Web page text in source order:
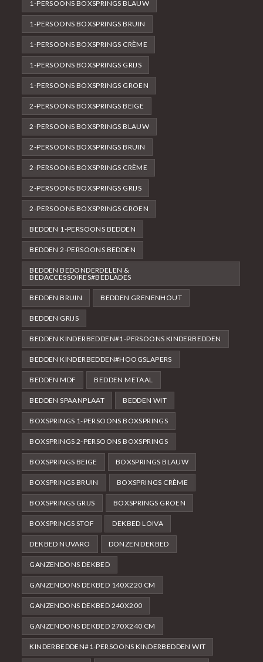
1-PERSOONS BOXSPRINGS BLAUW
1-PERSOONS BOXSPRINGS BRUIN
1-PERSOONS BOXSPRINGS CRÈME
1-PERSOONS BOXSPRINGS GRIJS
1-PERSOONS BOXSPRINGS GROEN
2-PERSOONS BOXSPRINGS BEIGE
2-PERSOONS BOXSPRINGS BLAUW
2-PERSOONS BOXSPRINGS BRUIN
2-PERSOONS BOXSPRINGS CRÈME
2-PERSOONS BOXSPRINGS GRIJS
2-PERSOONS BOXSPRINGS GROEN
BEDDEN 1-PERSOONS BEDDEN
BEDDEN 2-PERSOONS BEDDEN
BEDDEN BEDONDERDELEN &
BEDACCESSOIRES#BEDLADES
BEDDEN BRUIN BEDDEN GRENENHOUT
BEDDEN GRIJS
BEDDEN KINDERBEDDEN#1-PERSOONS KINDERBEDDEN
BEDDEN KINDERBEDDEN#HOOGSLAPERS
BEDDEN MDF BEDDEN METAAL
BEDDEN SPAANPLAAT BEDDEN WIT
BOXSPRINGS 1-PERSOONS BOXSPRINGS
BOXSPRINGS 2-PERSOONS BOXSPRINGS
BOXSPRINGS BEIGE BOXSPRINGS BLAUW
BOXSPRINGS BRUIN BOXSPRINGS CRÈME
BOXSPRINGS GRIJS BOXSPRINGS GROEN
BOXSPRINGS STOF DEKBED LOIVA
DEKBED NUVARO DONZEN DEKBED
GANZENDONS DEKBED
GANZENDONS DEKBED 140X220 CM
GANZENDONS DEKBED 240X200
GANZENDONS DEKBED 270X240 CM
KINDERBEDDEN#1-PERSOONS KINDERBEDDEN WIT